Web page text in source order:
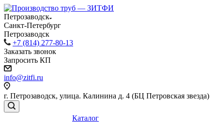
Петрозаводск
Санкт-Петербург
Петрозаводск
+7 (814) 277-80-13
Заказать звонок
Запросить КП
info@zitfi.ru
г. Петрозаводск, улица. Калинина д. 4 (БЦ Петровская звезда)
Каталог